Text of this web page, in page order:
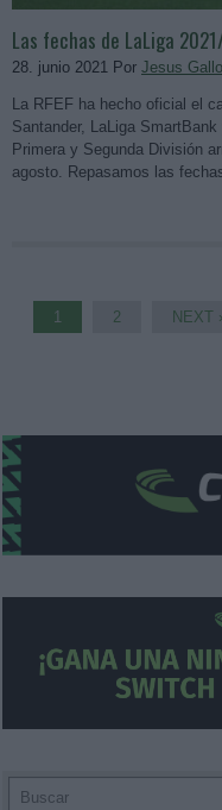
Las fechas de LaLiga
28. junio 2021 Por Jesus Gallo
La RFEF ha hecho oficial el
Santander, LaLiga
Primera y Segunda División
agosto. Repasamos las
1 2 NEXT